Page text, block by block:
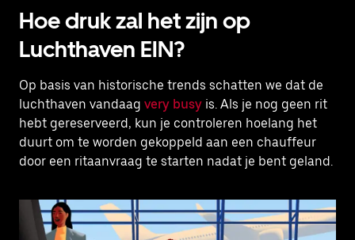
Hoe druk zal het zijn op
Luchthaven EIN?
Op basis van historische trends schatten we dat de
luchthaven vandaag very busy is. Als je nog geen rit
hebt gereserveerd, kun je controleren hoelang het
duurt om te worden gekoppeld aan een chauffeur
door een ritaanvraag te starten nadat je bent geland.